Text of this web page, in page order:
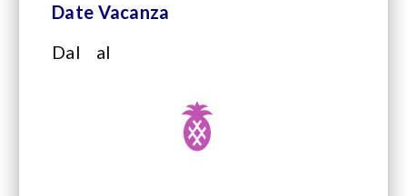
Date Vacanza
Dal
al